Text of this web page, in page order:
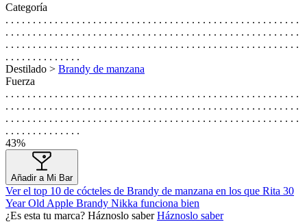
Categoría
. . . . . . . . . . . . . . . . . . . . . . . . . . . . . . . . . . . . . . . . . . . . . . . . . . . . . .
. . . . . . . . . . . . . . . . . . . . . . . . . . . . . . . . . . . . . . . . . . . . . . . . . . . . . .
. . . . . . . . . . . . . . . . . . . . . . . . . . . . . . . . . . . . . . . . . . . . . . . . . . . . . .
. . . . . . . . . . . . . .
Destilado > Brandy de manzana
Fuerza
. . . . . . . . . . . . . . . . . . . . . . . . . . . . . . . . . . . . . . . . . . . . . . . . . . . . . .
. . . . . . . . . . . . . . . . . . . . . . . . . . . . . . . . . . . . . . . . . . . . . . . . . . . . . .
. . . . . . . . . . . . . . . . . . . . . . . . . . . . . . . . . . . . . . . . . . . . . . . . . . . . . .
. . . . . . . . . . . . . .
43%
Añadir a Mi Bar
Ver el top 10 de cócteles de Brandy de manzana en los que Rita 30
Year Old Apple Brandy Nikka funciona bien
¿Es esta tu marca? Háznoslo saberHáznoslo saber